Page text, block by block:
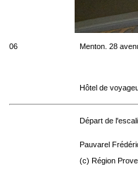
06 Menton. 28
Hôtel de
Départ de
Pauvarel
(c) Région